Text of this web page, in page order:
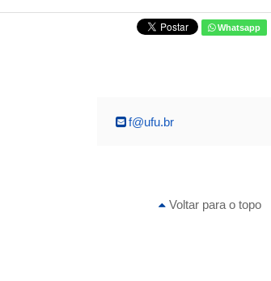
Whatsapp
f@ufu.br
Voltar para o topo